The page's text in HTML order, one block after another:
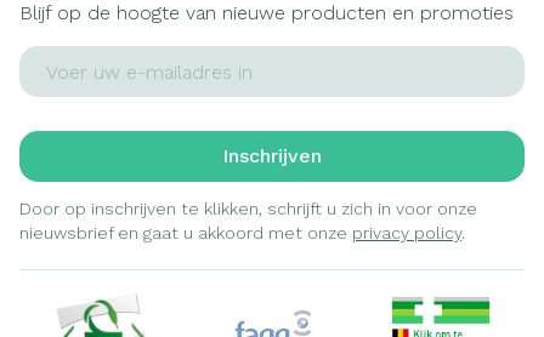
Blijf op de hoogte van nieuwe producten en promoties
E-mail adres
Inschrijven
Door op inschrijven te klikken, schrijft u zich in voor onze
nieuwsbrief en gaat u akkoord met onze privacy policy.